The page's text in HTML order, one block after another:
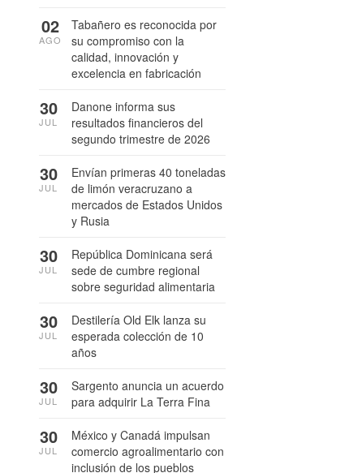
Tabañero es reconocida por
su compromiso con la
calidad, innovación y
excelencia en fabricación
02
AGO
Danone informa sus
resultados financieros del
segundo trimestre de 2026
30
JUL
Envían primeras 40 toneladas
de limón veracruzano a
mercados de Estados Unidos
y Rusia
30
JUL
República Dominicana será
sede de cumbre regional
sobre seguridad alimentaria
30
JUL
Destilería Old Elk lanza su
esperada colección de 10
años
30
JUL
Sargento anuncia un acuerdo
para adquirir La Terra Fina
30
JUL
México y Canadá impulsan
comercio agroalimentario con
inclusión de los pueblos
30
JUL